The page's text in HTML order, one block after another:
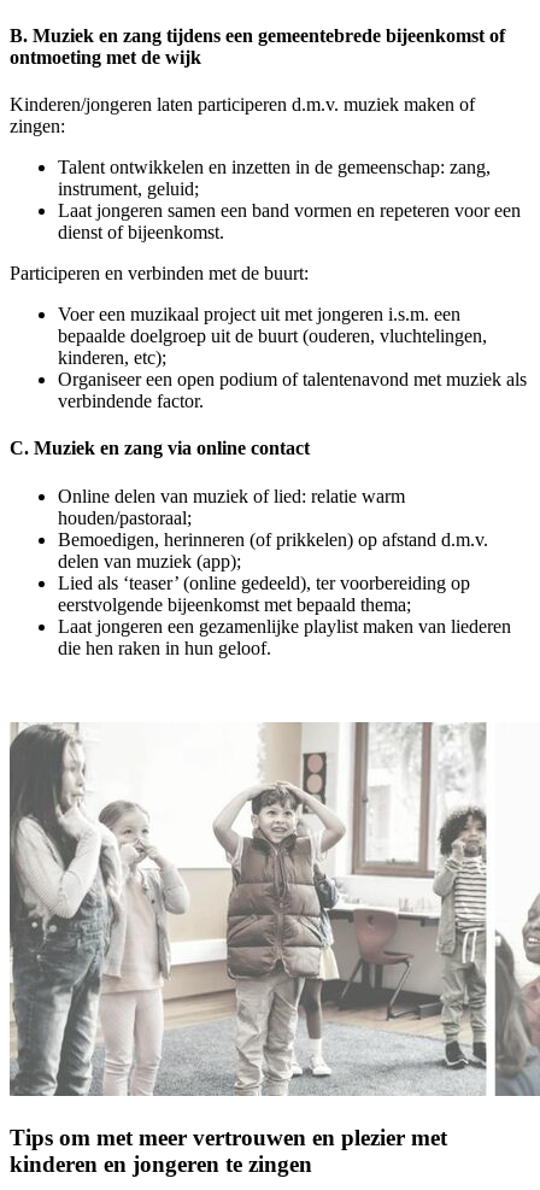
B. Muziek en zang tijdens een gemeentebrede bijeenkomst of
ontmoeting met de wijk
Kinderen/jongeren laten participeren d.m.v. muziek maken of
zingen:
Talent ontwikkelen en inzetten in de gemeenschap: zang,
instrument, geluid;
Laat jongeren samen een band vormen en repeteren voor een
dienst of bijeenkomst.
Participeren en verbinden met de buurt:
Voer een muzikaal project uit met jongeren i.s.m. een
bepaalde doelgroep uit de buurt (ouderen, vluchtelingen,
kinderen, etc);
Organiseer een open podium of talentenavond met muziek als
verbindende factor.
C. Muziek en zang via online contact
Online delen van muziek of lied: relatie warm
houden/pastoraal;
Bemoedigen, herinneren (of prikkelen) op afstand d.m.v.
delen van muziek (app);
Lied als ‘teaser’ (online gedeeld), ter voorbereiding op
eerstvolgende bijeenkomst met bepaald thema;
Laat jongeren een gezamenlijke playlist maken van liederen
die hen raken in hun geloof.
Tips om met meer vertrouwen en plezier met
kinderen en jongeren te zingen